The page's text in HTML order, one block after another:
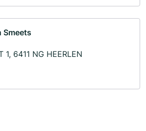
Smeets
1, 6411 NG HEERLEN